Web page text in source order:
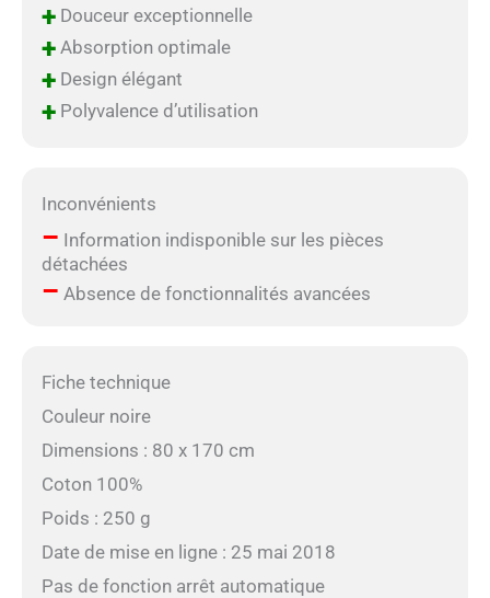
+Douceur exceptionnelle
+Absorption optimale
+Design élégant
+Polyvalence d’utilisation
Inconvénients
– Information indisponible sur les pièces
détachées
– Absence de fonctionnalités avancées
Fiche technique
Couleur noire
Dimensions : 80 x 170 cm
Coton 100%
Poids : 250 g
Date de mise en ligne : 25 mai 2018
Pas de fonction arrêt automatique